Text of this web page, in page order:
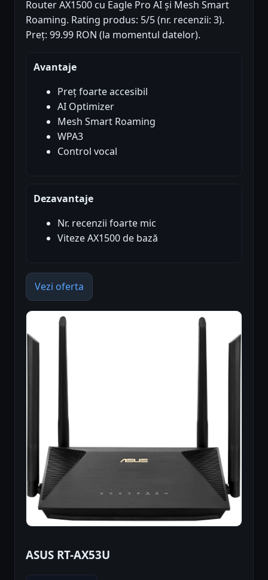
Router AX1500 cu Eagle Pro AI și Mesh Smart
Roaming. Rating produs: 5/5 (nr. recenzii: 3).
Preț: 99.99 RON (la momentul datelor).
Avantaje
Preț foarte accesibil
AI Optimizer
Mesh Smart Roaming
WPA3
Control vocal
Dezavantaje
Nr. recenzii foarte mic
Viteze AX1500 de bază
Vezi oferta
ASUS RT-AX53U